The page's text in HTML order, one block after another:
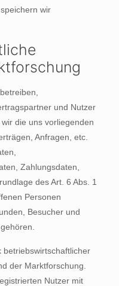
wir
und Nutzer
die uns vorliegenden
Anfragen, etc.
Zahlungsdaten,
des Art. 6 Abs. 1
Personen
Besucher und
betriebswirtschaftlicher
der Marktforschung.
Nutzer mit